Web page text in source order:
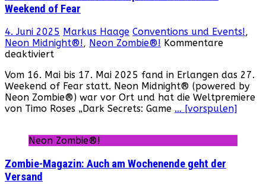
Weekend of Fear
4. Juni 2025 Markus Haage Conventions und Events!,
Neon Midnight®!, Neon Zombie®! Kommentare
deaktiviertfür
Weltpremiere
von
Timo
Roses
„Dark
Secrets:
of
Vom 16. Mai bis 17. Mai 2025 fand in Erlangen das 27.
Weekend of Fear statt. Neon Midnight® (powered by
Neon Zombie®) war vor Ort und hat die Weltpremiere
von Timo Roses „Dark Secrets: Game … [vorspulen]
Neon Zombie®!
Zombie-Magazin: Auch am Wochenende geht der
Versand